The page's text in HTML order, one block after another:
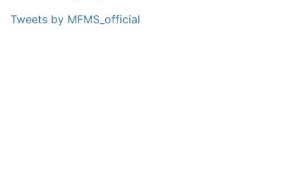
Tweets by MFMS_official